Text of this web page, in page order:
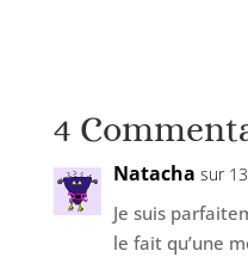
4
Natacha sur
Je suis
le fait qu’une